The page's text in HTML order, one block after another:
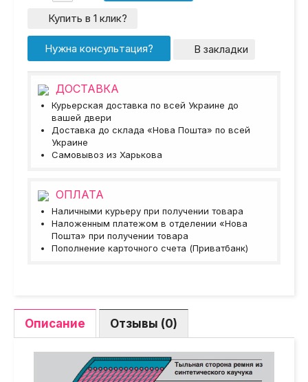
Купить в 1 клик?
Нужна консультация? В закладки
ДОСТАВКА
Курьерская доставка по всей Украине до
вашей двери
Доставка до склада «Нова Пошта» по всей
Украине
Самовывоз из Харькова
ОПЛАТА
Наличными курьеру при получении товара
Наложенным платежом в отделении «Нова
Пошта» при получении товара
Пополнение карточного счета (Приватбанк)
Описание Отзывы (0)